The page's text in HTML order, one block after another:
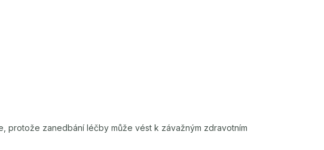
protože zanedbání léčby může vést k závažným zdravotním